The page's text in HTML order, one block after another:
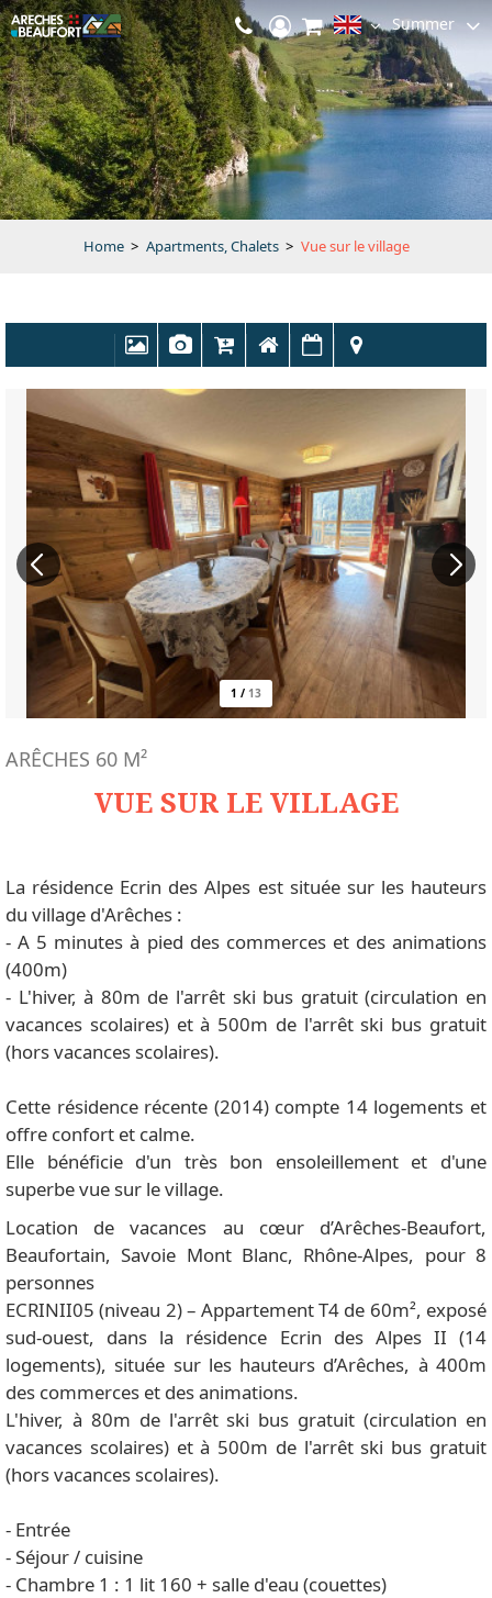
Summer
Home > Apartments, Chalets > Vue sur le village
1 / 13
VUE SUR LE VILLAGE
ARÊCHES 60 M²
La résidence Ecrin des Alpes est située sur les hauteurs
du village d'Arêches :
- A 5 minutes à pied des commerces et des animations
(400m)
- L'hiver, à 80m de l'arrêt ski bus gratuit (circulation en
vacances scolaires) et à 500m de l'arrêt ski bus gratuit
(hors vacances scolaires).
Cette résidence récente (2014) compte 14 logements et
offre confort et calme.
Elle bénéficie d'un très bon ensoleillement et d'une
superbe vue sur le village.
Location de vacances au cœur d’Arêches-Beaufort,
Beaufortain, Savoie Mont Blanc, Rhône-Alpes, pour 8
personnes
ECRINII05 (niveau 2) – Appartement T4 de 60m², exposé
sud-ouest, dans la résidence Ecrin des Alpes II (14
logements), située sur les hauteurs d’Arêches, à 400m
des commerces et des animations.
L'hiver, à 80m de l'arrêt ski bus gratuit (circulation en
vacances scolaires) et à 500m de l'arrêt ski bus gratuit
(hors vacances scolaires).
- Entrée
- Séjour / cuisine
- Chambre 1 : 1 lit 160 + salle d'eau (couettes)